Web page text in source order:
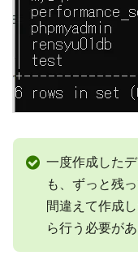
一度作成した
も、ずっと残
間違えて作成
ら行う必要が